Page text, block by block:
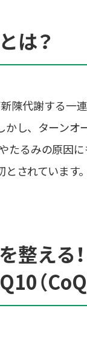
は？
陳代謝する一
し、ターン
たるみの原因
されています。
整える！
（